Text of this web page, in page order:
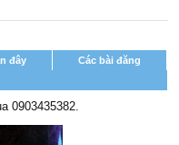
đây
Các bài đăng
0903435382.